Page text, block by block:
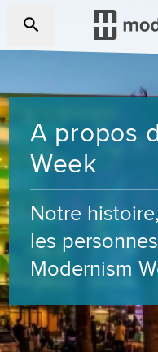
A propos
Week
Notre
les
Modernism